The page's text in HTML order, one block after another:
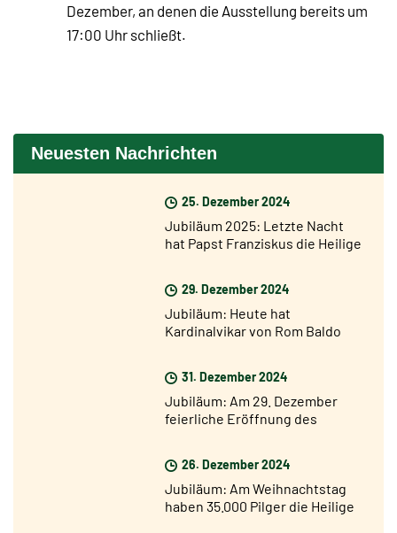
Dezember, an denen die Ausstellung bereits um
17:00 Uhr schließt.
Neuesten Nachrichten
25. Dezember 2024
Jubiläum 2025: Letzte Nacht
hat Papst Franziskus die Heilige
29. Dezember 2024
Jubiläum: Heute hat
Kardinalvikar von Rom Baldo
31. Dezember 2024
Jubiläum: Am 29. Dezember
feierliche Eröffnung des
26. Dezember 2024
Jubiläum: Am Weihnachtstag
haben 35.000 Pilger die Heilige